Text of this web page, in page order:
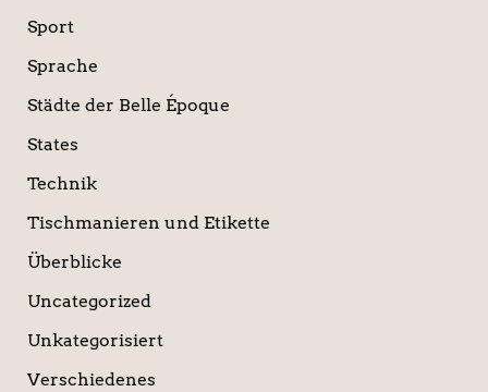
Sport
Sprache
Städte der Belle Époque
States
Technik
Tischmanieren und Etikette
Überblicke
Uncategorized
Unkategorisiert
Verschiedenes